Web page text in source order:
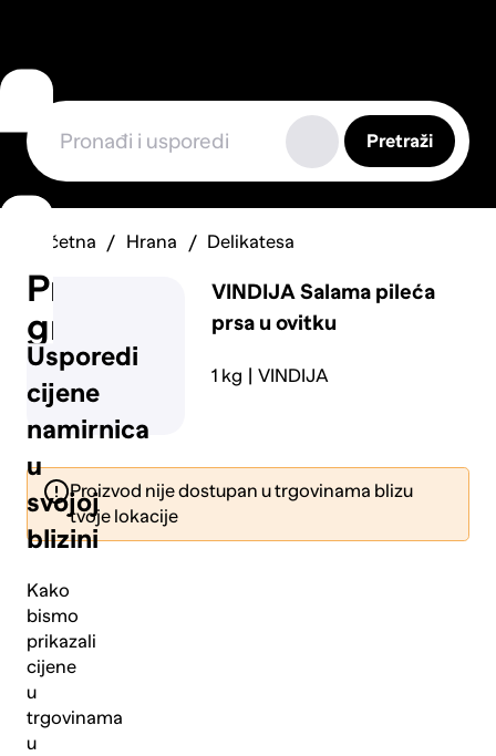
Usporedi
cijene
namirnica
u
svojoj
blizini
Kako
bismo
prikazali
cijene
u
trgovinama
u
Prijavi
grešku
Pošalji
Pretraži
Početna Hrana Delikatesa
VINDIJASalama pileća
prsa u ovitku
1 kg VINDIJA
Proizvod nije dostupan u trgovinama blizu
tvoje lokacije